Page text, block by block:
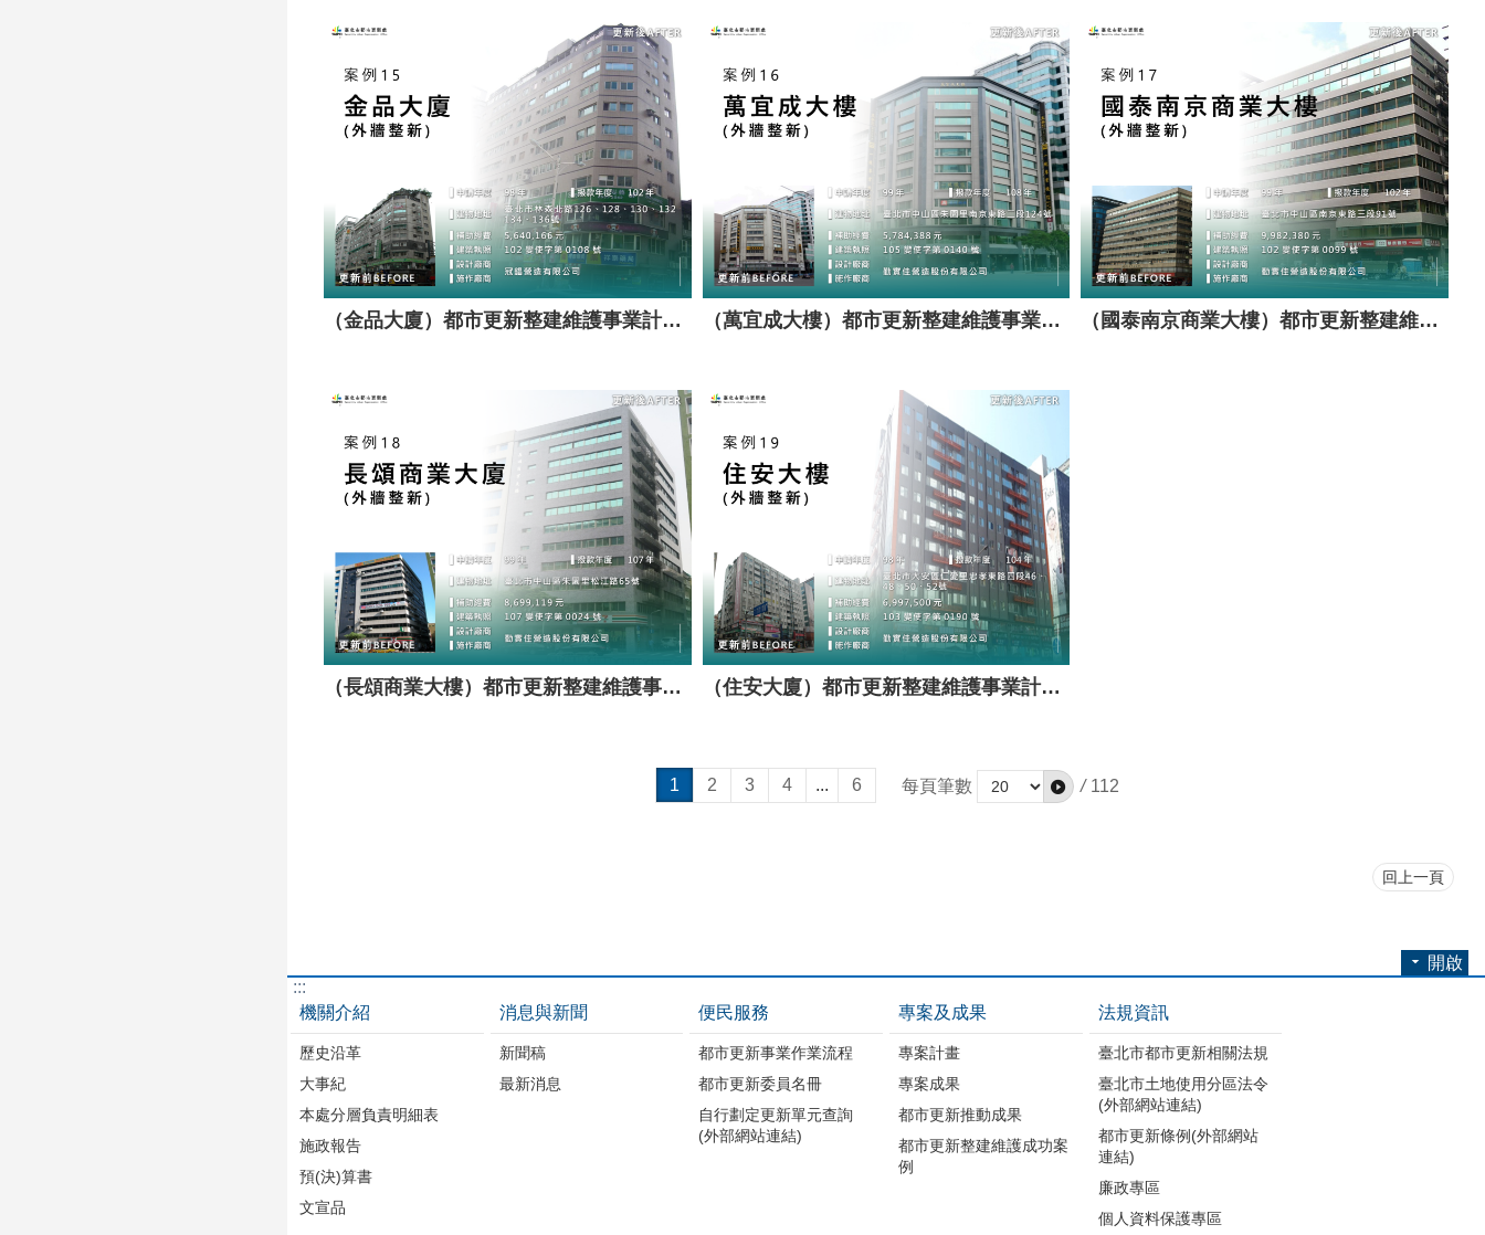
（金品大廈）都市更新整建維護事業計畫案（套餐A） （萬宜成大樓）都市更新整建維護事業計畫案（套餐A） （國泰南京商業大樓）都市更新整建維護事業計畫案（套餐A）
（長頌商業大樓）都市更新整建維護事業計畫案（套餐A） （住安大廈）都市更新整建維護事業計畫案（套餐A）
1 2 3 4 ... 6 每頁筆數 / 112
回上一頁
開啟
:::
機關介紹
歷史沿革
大事紀
本處分層負責明細表
施政報告
預(決)算書
文宣品
消息與新聞
新聞稿
最新消息
便民服務
都市更新事業作業流程
都市更新委員名冊
自行劃定更新單元查詢
(外部網站連結)
專案及成果
專案計畫
專案成果
都市更新推動成果
都市更新整建維護成功案
例
法規資訊
臺北市都市更新相關法規
臺北市土地使用分區法令
(外部網站連結)
都市更新條例(外部網站
連結)
廉政專區
個人資料保護專區